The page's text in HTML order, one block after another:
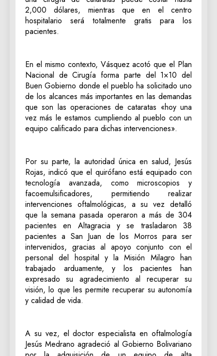
2,000 dólares, mientras que en el centro
hospitalario será totalmente gratis para los
pacientes.
En el mismo contexto, Vásquez acotó que el Plan
Nacional de Cirugía forma parte del 1×10 del
Buen Gobierno donde el pueblo ha solicitado uno
de los alcances más importantes en las demandas
que son las operaciones de cataratas «hoy una
vez más le estamos cumpliendo al pueblo con un
equipo calificado para dichas intervenciones».
Por su parte, la autoridad única en salud, Jesús
Rojas, indicó que el quirófano está equipado con
tecnología avanzada, como microscopios y
facoemulsificadores, permitiendo realizar
intervenciones oftalmológicas, a su vez detalló
que la semana pasada operaron a más de 304
pacientes en Altagracia y se trasladaron 38
pacientes a San Juan de los Morros para ser
intervenidos, gracias al apoyo conjunto con el
personal del hospital y la Misión Milagro han
trabajado arduamente, y los pacientes han
expresado su agradecimiento al recuperar su
visión, lo que les permite recuperar su autonomía
y calidad de vida.
A su vez, el doctor especialista en oftalmología
Jesús Medrano agradeció al Gobierno Bolivariano